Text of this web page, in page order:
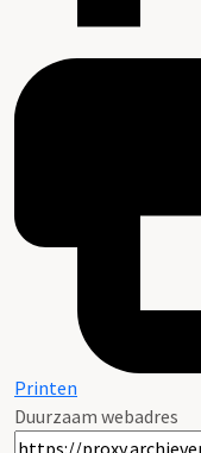
Printen
Duurzaam webadres